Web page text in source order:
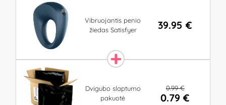
Vibruojantis penio
žiedas Satisfyer
39.95 €
Dvigubo slaptumo
pakuotė
0.99 €
0.79 €